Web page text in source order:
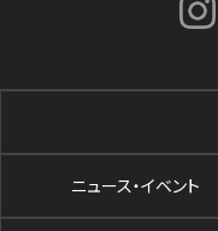
ニュース・イベント